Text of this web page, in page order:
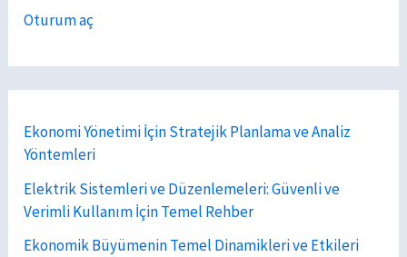
Oturum aç
Ekonomi Yönetimi İçin Stratejik Planlama ve Analiz
Yöntemleri
Elektrik Sistemleri ve Düzenlemeleri: Güvenli ve
Verimli Kullanım İçin Temel Rehber
Ekonomik Büyümenin Temel Dinamikleri ve Etkileri